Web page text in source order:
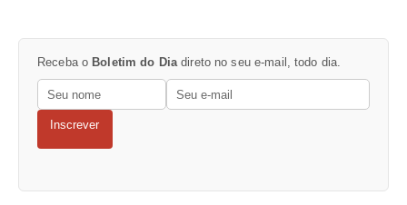
Receba o Boletim do Dia direto no seu e-mail, todo dia.
Inscrever